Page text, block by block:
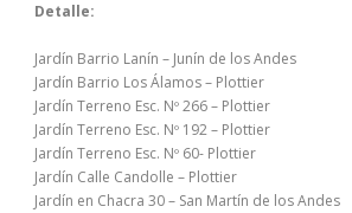
Detalle:
Jardín Barrio Lanín – Junín de los Andes
Jardín Barrio Los Álamos – Plottier
Jardín Terreno Esc. Nº 266 – Plottier
Jardín Terreno Esc. Nº 192 – Plottier
Jardín Terreno Esc. Nº 60- Plottier
Jardín Calle Candolle – Plottier
Jardín en Chacra 30 – San Martín de los Andes